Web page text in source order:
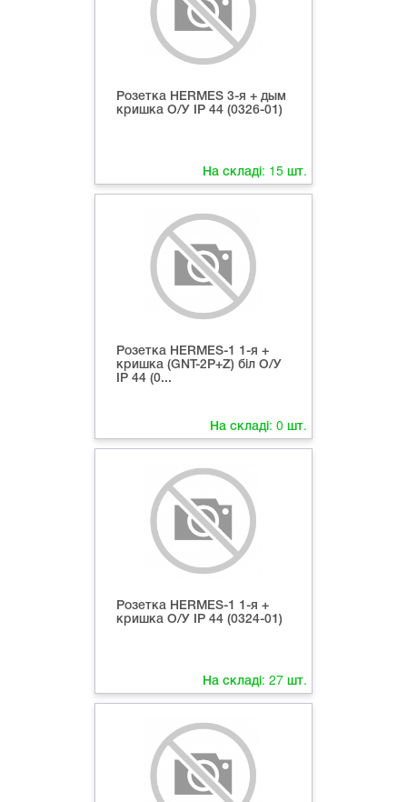
Розетка HERMES 3-я + дым
кришка О/У ІР 44 (0326-01)
На складі: 15 шт.
Розетка HERMES-1 1-я +
кришка (GNT-2P+Z) біл О/У
ІР 44 (0...
На складі: 0 шт.
Розетка HERMES-1 1-я +
кришка О/У ІР 44 (0324-01)
На складі: 27 шт.